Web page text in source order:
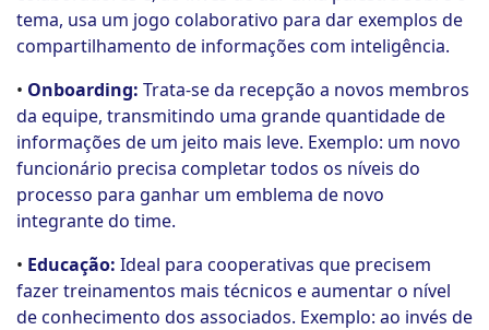
tema, usa um jogo colaborativo para dar exemplos de
compartilhamento de informações com inteligência.
• Onboarding: Trata-se da recepção a novos membros
da equipe, transmitindo uma grande quantidade de
informações de um jeito mais leve. Exemplo: um novo
funcionário precisa completar todos os níveis do
processo para ganhar um emblema de novo
integrante do time.
• Educação: Ideal para cooperativas que precisem
fazer treinamentos mais técnicos e aumentar o nível
de conhecimento dos associados. Exemplo: ao invés de